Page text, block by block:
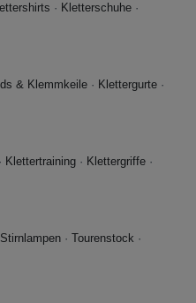
· Kletterschuhe ·
& Klemmkeile · Klettergurte ·
· Klettertraining · Klettergriffe ·
Stirnlampen · Tourenstock ·